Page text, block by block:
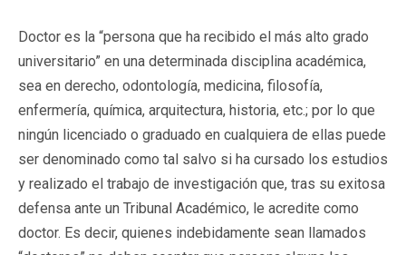
Doctor es la “persona que ha recibido el más alto grado
universitario” en una determinada disciplina académica,
sea en derecho, odontología, medicina, filosofía,
enfermería, química, arquitectura, historia, etc.; por lo que
ningún licenciado o graduado en cualquiera de ellas puede
ser denominado como tal salvo si ha cursado los estudios
y realizado el trabajo de investigación que, tras su exitosa
defensa ante un Tribunal Académico, le acredite como
doctor. Es decir, quienes indebidamente sean llamados